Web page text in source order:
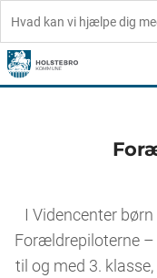
I Videncenter
Forældrepiloterne
til og med 3.